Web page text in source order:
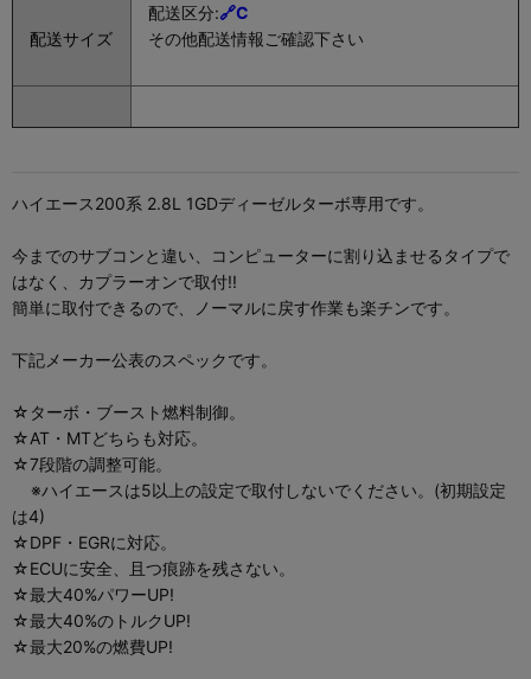
配送サイズ
配送区分:🔗C
その他配送情報ご確認下さい
ハイエース200系 2.8L 1GDディーゼルターボ専用です。
今までのサブコンと違い、コンピューターに割り込ませるタイプで
はなく、カプラーオンで取付!!
簡単に取付できるので、ノーマルに戻す作業も楽チンです。
下記メーカー公表のスペックです。
☆ターボ・ブースト燃料制御。
☆AT・MTどちらも対応。
☆7段階の調整可能。
※ハイエースは5以上の設定で取付しないでください。(初期設定
は4)
☆DPF・EGRに対応。
☆ECUに安全、且つ痕跡を残さない。
☆最大40%パワーUP!
☆最大40%のトルクUP!
☆最大20%の燃費UP!